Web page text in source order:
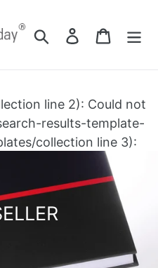
SuchenEinloggen
line 2): Could not
results-template-
collection line 3):
rapid-search-results-